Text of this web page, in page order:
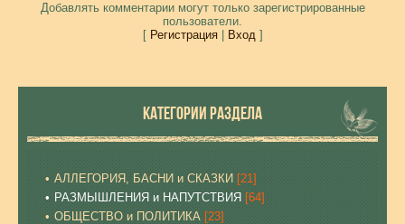
Добавлять комментарии могут только зарегистрированные
пользователи.
[ Регистрация| Вход]
КАТЕГОРИИ РАЗДЕЛА
АЛЛЕГОРИЯ, БАСНИ и СКАЗКИ [21]
РАЗМЫШЛЕНИЯ и НАПУТСТВИЯ [64]
ОБЩЕСТВО и ПОЛИТИКА [23]